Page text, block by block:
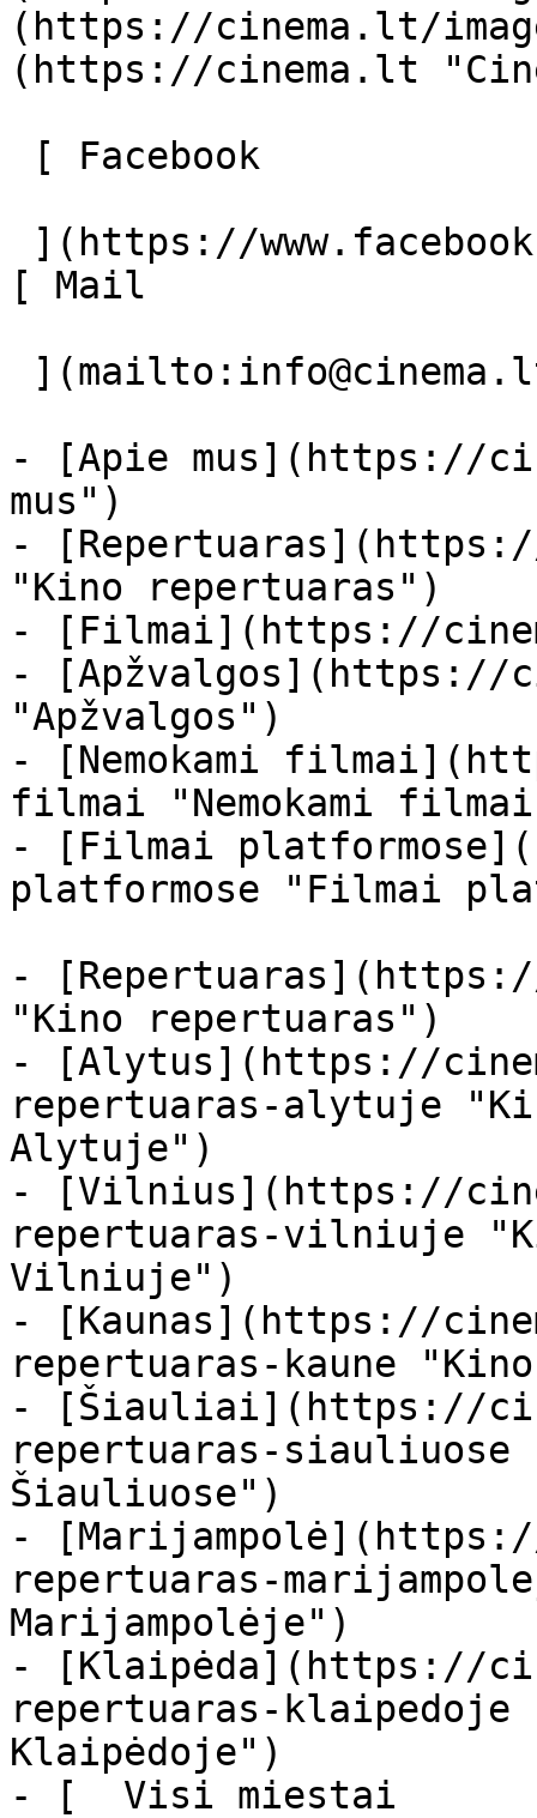
(https://cinema.lt/
(https://cinema.lt
[ Mail
- [Apie mus](https://
mus")
-
"Kino repertuaras")
- [Filmai](https://
- [Apžvalgos](https://
"Apžvalgos")
- [Nemokami
filmai "Nemokami
- [Filmai
platformose "Filmai
-
"Kino repertuaras")
- [Alytus](https://
repertuaras-alytuje
Alytuje")
- [Vilnius](https://
repertuaras-vilniuje
Vilniuje")
- [Kaunas](https://
repertuaras-kaune
- [Šiauliai](https://
repertuaras-
Šiauliuose")
-
repertuaras-
Marijampolėje")
- [Klaipėda](https://
repertuaras-
Klaipėdoje")
- [  Visi miestai